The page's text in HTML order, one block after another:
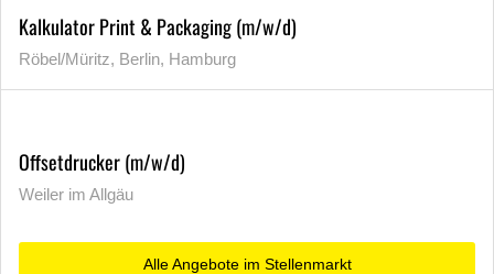
Kalkulator Print & Packaging (m/w/d)
Röbel/Müritz, Berlin, Hamburg
Offsetdrucker (m/w/d)
Weiler im Allgäu
Alle Angebote im Stellenmarkt